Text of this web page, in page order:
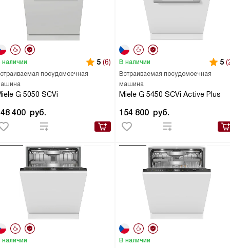
посудомоечная
G 5050 SCVi
наличии 5 (6)
400 руб.
Встраиваемая посудомоечная
машина
Miele G 5450 SCVi Active Plus
В наличии 5
154 800 руб.
наличии В наличии